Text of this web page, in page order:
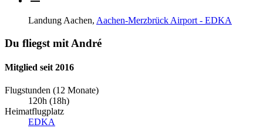
Landung Aachen, Aachen-Merzbrück Airport - EDKA
Du fliegst mit André
Mitglied seit 2016
Flugstunden (12 Monate)
120h (18h)
Heimatflugplatz
EDKA